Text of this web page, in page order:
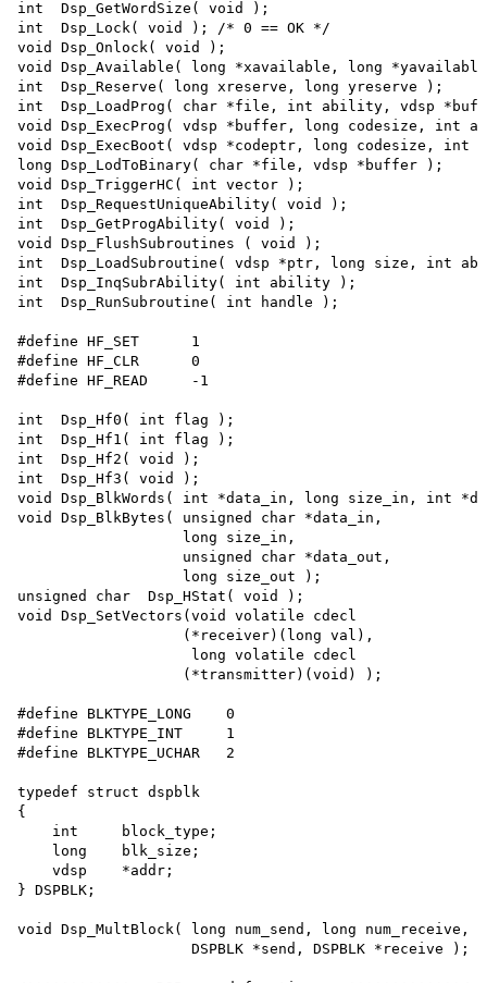
int  Dsp_GetWordSize( void );
int  Dsp_Lock( void ); /* 0 == OK */
void Dsp_Onlock( void );
void Dsp_Available( long *xavailable, long
int  Dsp_Reserve( long xreserve, long yreserve );
int  Dsp_LoadProg( char *file, int ability, vdsp
void Dsp_ExecProg( vdsp *buffer, long codesize,
void Dsp_ExecBoot( vdsp *codeptr, long codesize,
long Dsp_LodToBinary( char *file, vdsp *buffer );
void Dsp_TriggerHC( int vector );
int  Dsp_RequestUniqueAbility( void );
int  Dsp_GetProgAbility( void );
void Dsp_FlushSubroutines ( void );
int  Dsp_LoadSubroutine( vdsp *ptr, long size, int
int  Dsp_InqSubrAbility( int ability );
int  Dsp_RunSubroutine( int handle );
#define HF_SET      1
#define HF_CLR      0
#define HF_READ     -1
int  Dsp_Hf0( int flag );
int  Dsp_Hf1( int flag );
int  Dsp_Hf2( void );
int  Dsp_Hf3( void );
void Dsp_BlkWords( int *data_in, long size_in, int
void Dsp_BlkBytes( unsigned char *data_in,
                   long size_in,
                   unsigned char *data_out,
                   long size_out );
unsigned char  Dsp_HStat( void );
void Dsp_SetVectors(void volatile cdecl
                   (*receiver)(long val),
                    long volatile cdecl
                   (*transmitter)(void) );
#define BLKTYPE_LONG    0
#define BLKTYPE_INT     1
#define BLKTYPE_UCHAR   2
typedef struct dspblk
{
    int     block_type;
    long    blk_size;
    vdsp    *addr;
} DSPBLK;
void Dsp_MultBlock( long num_send, long num_receive,
                    DSPBLK *send, DSPBLK *receive );